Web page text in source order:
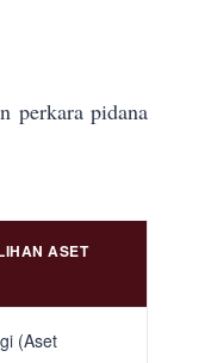
perkara pidana
ASET
(Aset